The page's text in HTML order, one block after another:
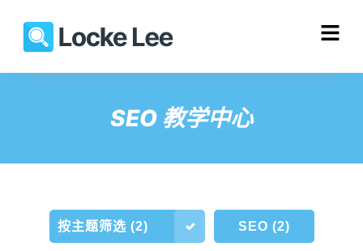
SEO 教学中心
按主题筛选 (2) SEO (2)